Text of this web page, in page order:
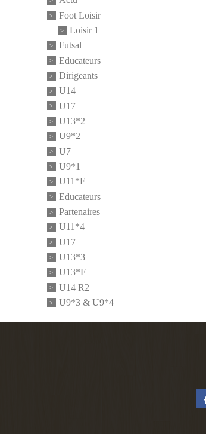
Foot Loisir
Loisir 1
Futsal
Educateurs
Dirigeants
U14
U17
U13*2
U9*2
U7
U9*1
U11*F
Educateurs
Partenaires
U11*4
U17
U13*3
U13*F
U14 R2
U9*3 & U9*4